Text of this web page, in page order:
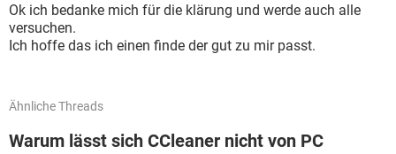
Ok ich bedanke mich für die klärung und werde auch alle
versuchen.
Ich hoffe das ich einen finde der gut zu mir passt.
Ähnliche Threads
Warum lässt sich CCleaner nicht von PC